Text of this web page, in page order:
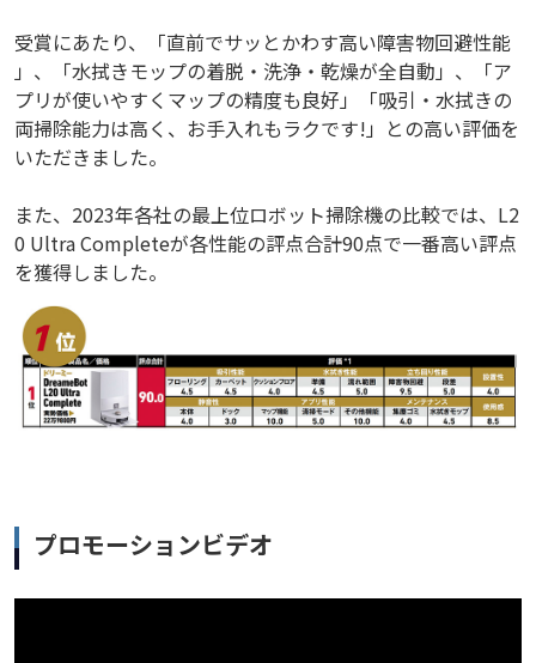
受賞にあたり、「直前でサッとかわす高い障害物回避性能
」、「水拭きモップの着脱・洗浄・乾燥が全自動」、「ア
プリが使いやすくマップの精度も良好」「吸引・水拭きの
両掃除能力は高く、お手入れもラクです!」との高い評価を
いただきました。
また、2023年各社の最上位ロボット掃除機の比較では、L2
0 Ultra Completeが各性能の評点合計90点で一番高い評点
を獲得しました。
プロモーションビデオ